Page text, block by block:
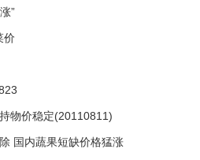
”
价
物价稳定(20110811)
国内蔬果短缺价格猛涨